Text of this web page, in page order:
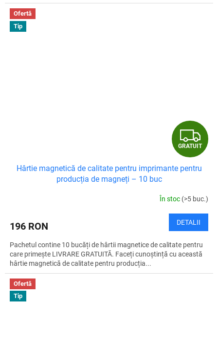
Ofertă
Tip
G
R
A
T
U
I
T
GRATUIT
Hârtie magnetică de calitate pentru imprimante pentru
producția de magneți – 10 buc
În stoc (>5 buc.)
196 RON DETALII
Pachetul contine 10 bucăți de hârtii magnetice de calitate pentru
care primește LIVRARE GRATUITĂ. Faceți cunoștință cu această
hârtie magnetică de calitate pentru producția...
Ofertă
Tip